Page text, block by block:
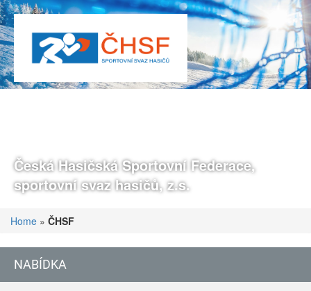
Česká Hasičská Sportovní Federace,
sportovní svaz hasičů, z.s.
Home » ČHSF
NABÍDKA